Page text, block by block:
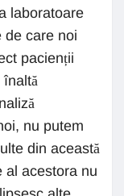
laboratoare
de care noi
pacienții
înaltă
nu putem
din această
al acestora nu